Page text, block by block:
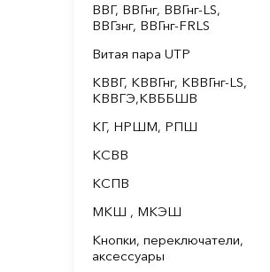
ВВГ, ВВГнг, ВВГнг-LS,
ВВГзнг, ВВГнг-FRLS
Витая пара UTP
КВВГ, КВВГнг, КВВГнг-LS,
КВВГЭ,КВББШВ
КГ, НРШМ, РПШ
КСВВ
КСПВ
МКШ , МКЭШ
Кнопки, переключатели,
аксессуары